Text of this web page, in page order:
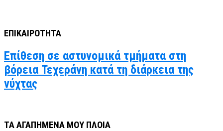
ΕΠΙΚΑΙΡΟΤΗΤΑ
Επίθεση σε αστυνομικά τμήματα στη
βόρεια Τεχεράνη κατά τη διάρκεια της
νύχτας
ΤΑ ΑΓΑΠΗΜΕΝΑ ΜΟΥ ΠΛΟΙΑ